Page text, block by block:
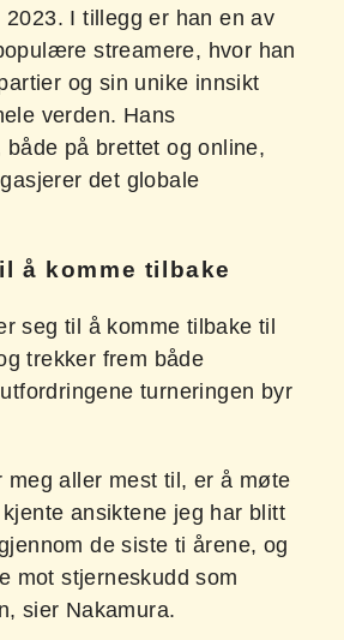
2023. I tillegg er han en av
streamere, hvor han
og sin unike innsikt
verden. Hans
på brettet og online,
det globale
å komme tilbake
seg til å komme tilbake til
trekker frem både
turneringen byr
meg aller mest til, er å møte
ansiktene jeg har blitt
de siste ti årene, og
mot stjerneskudd som
sier Nakamura.